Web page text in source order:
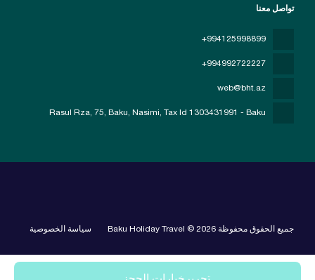
تواصل معنا
+994125998899
+994992722227
web@bht.az
Rasul Rza, 75, Baku, Nasimi, Tax Id 1303431991 - Baku
جميع الحقوق محفوظة Baku Holiday Travel © 2026 سياسة الخصوصية